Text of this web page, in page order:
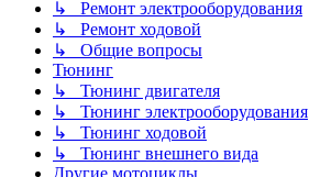
↳ Ремонт электрооборудования
↳ Ремонт ходовой
↳ Общие вопросы
Тюнинг
↳ Тюнинг двигателя
↳ Тюнинг электрооборудования
↳ Тюнинг ходовой
↳ Тюнинг внешнего вида